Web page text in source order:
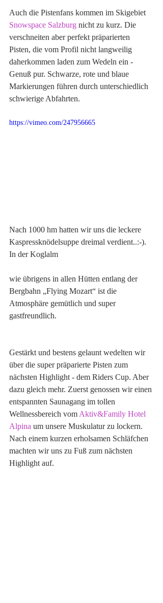
Auch die Pistenfans kommen im Skigebiet
Snowspace Salzburg nicht zu kurz. Die
verschneiten aber perfekt präparierten
Pisten, die vom Profil nicht langweilig
daherkommen laden zum Wedeln ein -
Genuß pur. Schwarze, rote und blaue
Markierungen führen durch unterschiedlich
schwierige Abfahrten.
https://vimeo.com/247956665
Nach 1000 hm hatten wir uns die leckere
Kaspressknödelsuppe dreimal verdient..:-).
In der Koglalm
wie übrigens in allen Hütten entlang der
Bergbahn „Flying Mozart“ ist die
Atmosphäre gemütlich und super
gastfreundlich.
Gestärkt und bestens gelaunt wedelten wir
über die super präparierte Pisten zum
nächsten Highlight - dem Riders Cup. Aber
dazu gleich mehr. Zuerst genossen wir einen
entspannten Saunagang im tollen
Wellnessbereich vom Aktiv&Family Hotel
Alpina um unsere Muskulatur zu lockern.
Nach einem kurzen erholsamen Schläfchen
machten wir uns zu Fuß zum nächsten
Highlight auf.